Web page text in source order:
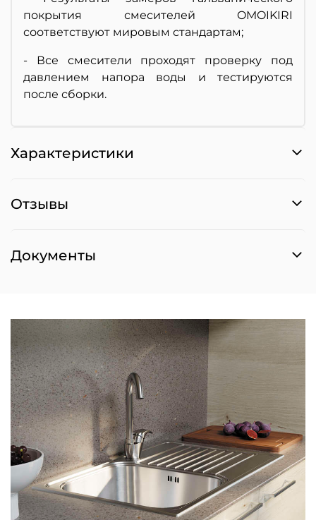
покрытия смесителей OMOIKIRI
соответствуют мировым стандартам;
- Все смесители проходят проверку под
давлением напора воды и тестируются
после сборки.
Характеристики
Отзывы
Документы